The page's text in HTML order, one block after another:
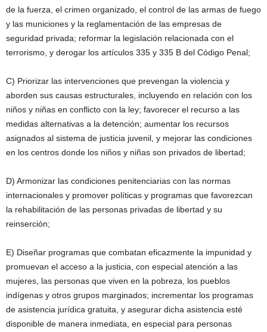
de la fuerza, el crimen organizado, el control de las armas de fuego
y las municiones y la reglamentación de las empresas de
seguridad privada; reformar la legislación relacionada con el
terrorismo, y derogar los artículos 335 y 335 B del Código Penal;
C) Priorizar las intervenciones que prevengan la violencia y
aborden sus causas estructurales, incluyendo en relación con los
niños y niñas en conflicto con la ley; favorecer el recurso a las
medidas alternativas a la detención; aumentar los recursos
asignados al sistema de justicia juvenil, y mejorar las condiciones
en los centros donde los niños y niñas son privados de libertad;
D) Armonizar las condiciones penitenciarias con las normas
internacionales y promover políticas y programas que favorezcan
la rehabilitación de las personas privadas de libertad y su
reinserción;
E) Diseñar programas que combatan eficazmente la impunidad y
promuevan el acceso a la justicia, con especial atención a las
mujeres, las personas que viven en la pobreza, los pueblos
indígenas y otros grupos marginados; incrementar los programas
de asistencia jurídica gratuita, y asegurar dicha asistencia esté
disponible de manera inmediata, en especial para personas